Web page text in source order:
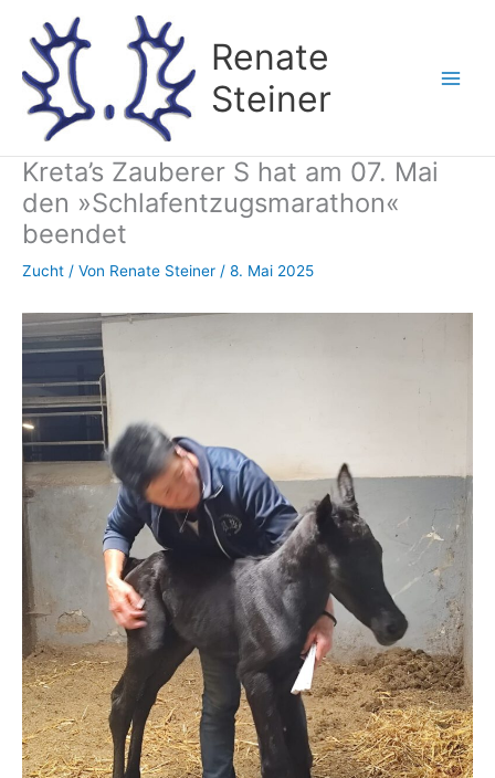
Inhalt
springen
Renate
Steiner
Kreta’s Zauberer S hat am 07. Mai
den »Schlafentzugsmarathon«
beendet
Zucht / Von Renate Steiner / 8. Mai 2025